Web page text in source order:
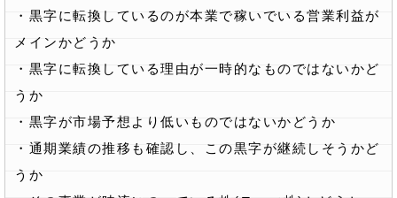
・黒字に転換しているのが本業で稼いでいる営業利益が
メインかどうか
・黒字に転換している理由が一時的なものではないかど
うか
・黒字が市場予想より低いものではないかどうか
・通期業績の推移も確認し、この黒字が継続しそうかど
うか